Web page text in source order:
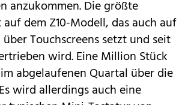
anzukommen. Die größte
dem Z10-Modell, das auch auf
Touchscreens setzt und seit
wird. Eine Million Stück
abgelaufenen Quartal über die
wird allerdings auch eine